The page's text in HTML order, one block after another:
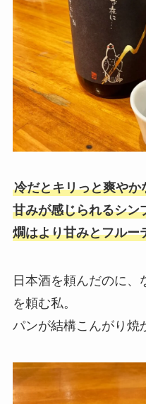
冷だとキリっと爽や
甘みが感じられるシン
燗はより甘みとフルー
日本酒を頼んだのに、
を頼む私。
パンが結構こんがり焼